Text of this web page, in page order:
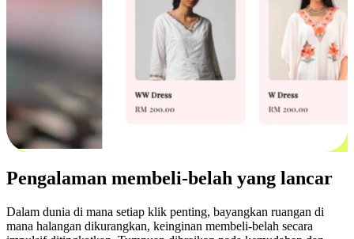
Pengalaman membeli-belah yang lancar
Dalam dunia di mana setiap klik penting, bayangkan ruangan di
mana halangan dikurangkan, keinginan membeli-belah secara